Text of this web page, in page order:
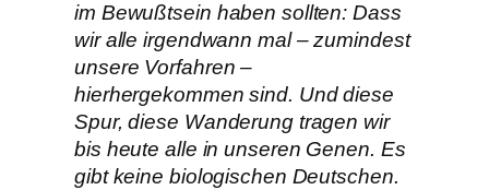
im Bewußtsein haben sollten: Dass
wir alle irgendwann mal – zumindest
unsere Vorfahren –
hierhergekommen sind. Und diese
Spur, diese Wanderung tragen wir
bis heute alle in unseren Genen. Es
gibt keine biologischen Deutschen.